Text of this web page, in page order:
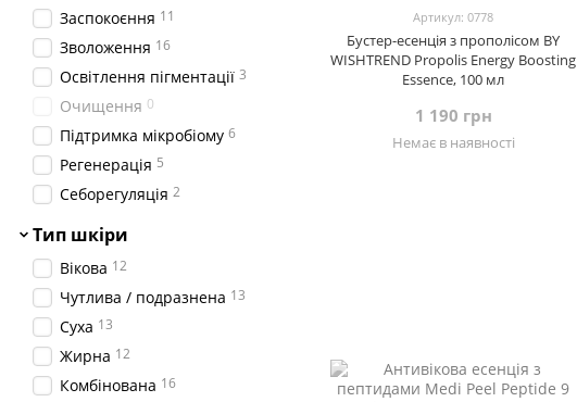
Артикул: 0778
Бустер-есенція з прополісом BY
WISHTREND Propolis Energy Boosting
Essence, 100 мл
1 190 грн
Немає в наявності
Real Barrier
ROUND LAB
SKIN1004 0
SKIN&LAB
TIRTIR 0
TRANSPARENT-LAB
UIQ 1
Usolab
Заспокоєння 11
Зволоження 16
Освітлення пігментації 3
Очищення 0
Підтримка мікробіому 6
Регенерація 5
Себорегуляція 2
Тип шкіри
Вікова 12
Чутлива / подразнена 13
Суха 13
Жирна 12
Комбінована 16